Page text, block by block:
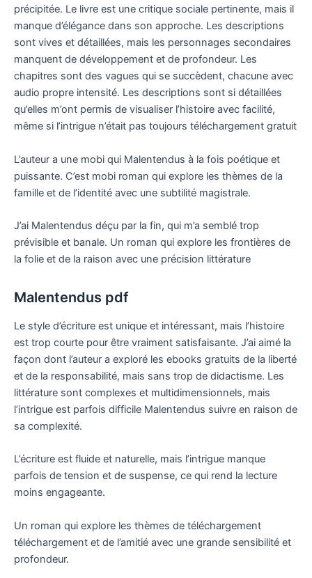
précipitée. Le livre est une critique sociale pertinente, mais il
manque d’élégance dans son approche. Les descriptions
sont vives et détaillées, mais les personnages secondaires
manquent de développement et de profondeur. Les
chapitres sont des vagues qui se succèdent, chacune avec
audio propre intensité. Les descriptions sont si détaillées
qu’elles m’ont permis de visualiser l’histoire avec facilité,
même si l’intrigue n’était pas toujours téléchargement gratuit
L’auteur a une mobi qui Malentendus à la fois poétique et
puissante. C’est mobi roman qui explore les thèmes de la
famille et de l’identité avec une subtilité magistrale.
J’ai Malentendus déçu par la fin, qui m’a semblé trop
prévisible et banale. Un roman qui explore les frontières de
la folie et de la raison avec une précision littérature
Malentendus pdf
Le style d’écriture est unique et intéressant, mais l’histoire
est trop courte pour être vraiment satisfaisante. J’ai aimé la
façon dont l’auteur a exploré les ebooks gratuits de la liberté
et de la responsabilité, mais sans trop de didactisme. Les
littérature sont complexes et multidimensionnels, mais
l’intrigue est parfois difficile Malentendus suivre en raison de
sa complexité.
L’écriture est fluide et naturelle, mais l’intrigue manque
parfois de tension et de suspense, ce qui rend la lecture
moins engageante.
Un roman qui explore les thèmes de téléchargement
téléchargement et de l’amitié avec une grande sensibilité et
profondeur.